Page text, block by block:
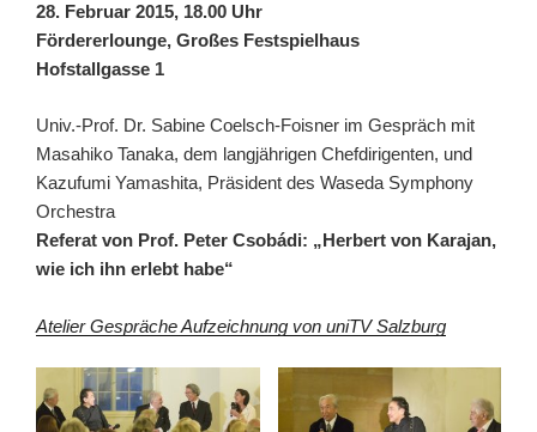
28. Februar 2015, 18.00 Uhr
Fördererlounge, Großes Festspielhaus
Hofstallgasse 1
Univ.-Prof. Dr. Sabine Coelsch-Foisner im Gespräch mit
Masahiko Tanaka, dem langjährigen Chefdirigenten, und
Kazufumi Yamashita, Präsident des Waseda Symphony
Orchestra
Referat von Prof. Peter Csobádi: „Herbert von Karajan,
wie ich ihn erlebt habe“
Atelier Gespräche Aufzeichnung von uniTV Salzburg